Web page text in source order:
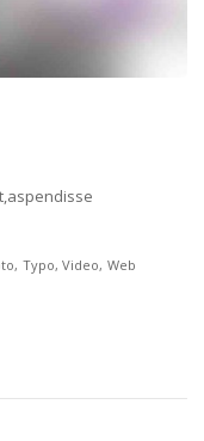
Typo Video Web